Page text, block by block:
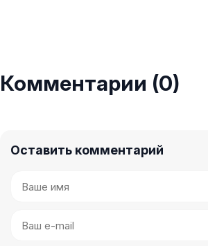
Комментарии (0)
Оставить комментарий